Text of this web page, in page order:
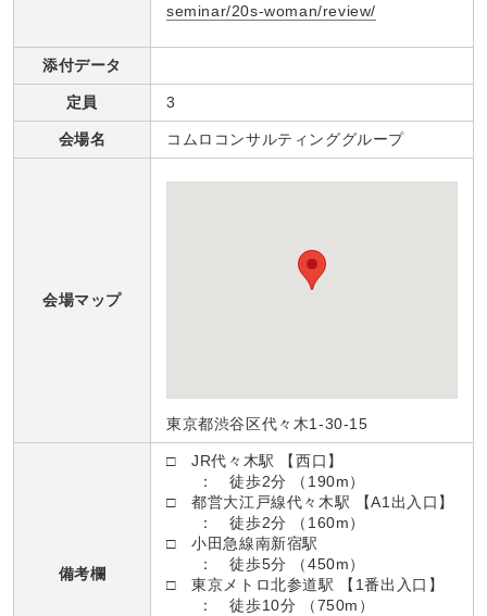
seminar/20s-woman/review/
添付データ
定員 3
会場名 コムロコンサルティンググループ
会場マップ
東京都渋谷区代々木1-30-15
備考欄
□ JR代々木駅 【西口】
： 徒歩2分 （190m）
□ 都営大江戸線代々木駅 【A1出入口】
： 徒歩2分 （160m）
□ 小田急線南新宿駅
： 徒歩5分 （450m）
□ 東京メトロ北参道駅 【1番出入口】
： 徒歩10分 （750m）